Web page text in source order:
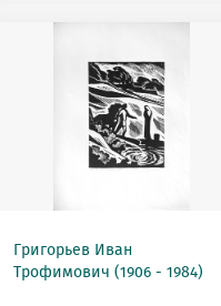
Григорьев Иван
Трофимович (1906 - 1984)